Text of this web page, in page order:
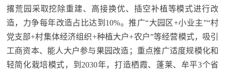
撂荒园采取挖除重建、高接换优、插空补植等模式进行改
造，力争每年改造占比达到10%。推广“大园区+小业主”“村
党支部+村集体经济组织+种植大户+农户”等经营模式，吸引
工商资本、能人大户参与果园改造；重点推广适度规模化和
轻简化栽培模式，到2030年，打造栖霞、蓬莱、牟平3个省